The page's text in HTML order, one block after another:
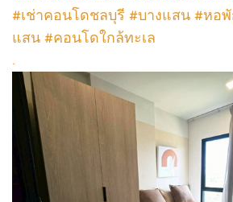
#เช่าคอนโดชลบุรี #บางแสน #หอ
แสน #คอนโดใกล้ทะเล
.